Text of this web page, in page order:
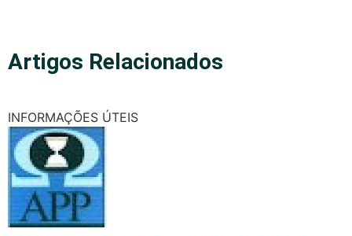
Artigos Relacionados
INFORMAÇÕES ÚTEIS